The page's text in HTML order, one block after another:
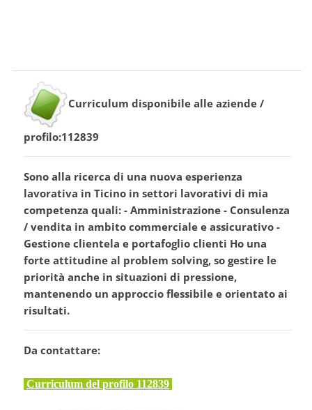
Curriculum disponibile alle aziende /
profilo:112839
Sono alla ricerca di una nuova esperienza
lavorativa in Ticino in settori lavorativi di mia
competenza quali: - Amministrazione - Consulenza
/ vendita in ambito commerciale e assicurativo -
Gestione clientela e portafoglio clienti Ho una
forte attitudine al problem solving, so gestire le
priorità anche in situazioni di pressione,
mantenendo un approccio flessibile e orientato ai
risultati.
Da contattare:
Curriculum del profilo 112839